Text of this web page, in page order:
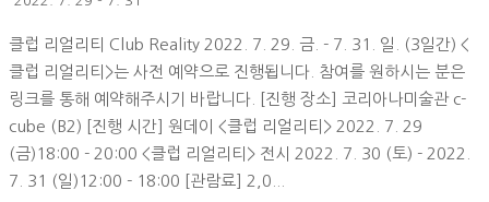
클럽 리얼리티 Club Reality 2022. 7. 29. 금. - 7. 31. 일. (3일간) <
클럽 리얼리티>는 사전 예약으로 진행됩니다. 참여를 원하시는 분은
링크를 통해 예약해주시기 바랍니다. [진행 장소] 코리아나미술관 c-
cube (B2) [진행 시간] 원데이 <클럽 리얼리티> 2022. 7. 29
(금)18:00 - 20:00 <클럽 리얼리티> 전시 2022. 7. 30 (토) - 2022.
7. 31 (일)12:00 - 18:00 [관람료] 2,0...